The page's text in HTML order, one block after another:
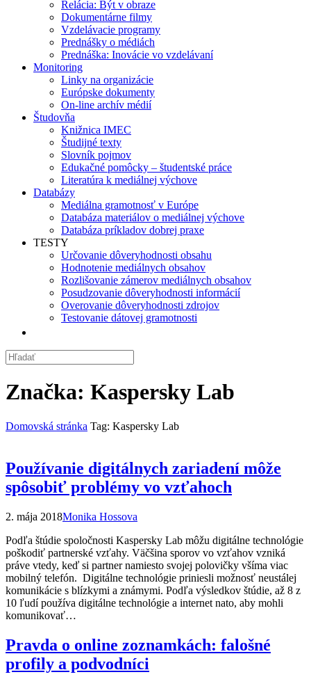
Relácia: Být v obraze
Dokumentárne filmy
Vzdelávacie programy
Prednášky o médiách
Prednáška: Inovácie vo vzdelávaní
Monitoring
Linky na organizácie
Európske dokumenty
On-line archív médií
Študovňa
Knižnica IMEC
Študijné texty
Slovník pojmov
Edukačné pomôcky – študentské práce
Literatúra k mediálnej výchove
Databázy
Mediálna gramotnosť v Európe
Databáza materiálov o mediálnej výchove
Databáza príkladov dobrej praxe
TESTY
Určovanie dôveryhodnosti obsahu
Hodnotenie mediálnych obsahov
Rozlišovanie zámerov mediálnych obsahov
Posudzovanie dôveryhodnosti informácií
Overovanie dôveryhodnosti zdrojov
Testovanie dátovej gramotnosti
Značka: Kaspersky Lab
Domovská stránka Tag: Kaspersky Lab
Používanie digitálnych zariadení môže
spôsobiť problémy vo vzťahoch
2. mája 2018Monika Hossova
Podľa štúdie spoločnosti Kaspersky Lab môžu digitálne technológie
poškodiť partnerské vzťahy. Väčšina sporov vo vzťahov vzniká
práve vtedy, keď si partner namiesto svojej polovičky všíma viac
mobilný telefón. Digitálne technológie priniesli možnosť neustálej
komunikácie s blízkymi a známymi. Podľa výsledkov štúdie, až 8 z
10 ľudí používa digitálne technológie a internet nato, aby mohli
komunikovať…
Pravda o online zoznamkách: falošné
profily a podvodníci